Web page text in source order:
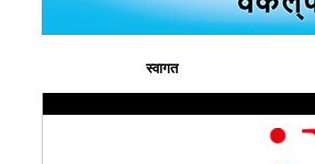
स्वागत